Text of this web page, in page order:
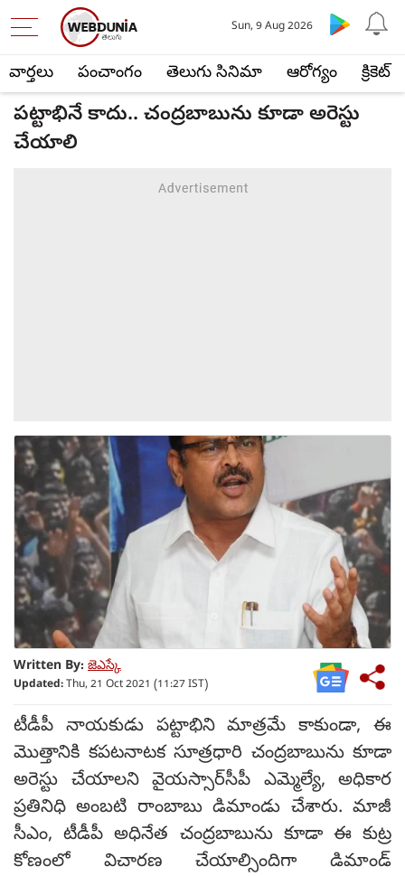
వార్తలు పంచాంగం తెలుగు సినిమా ఆరోగ్యం క్రికెట్
Sun, 9 Aug 2026
పట్టాభినే కాదు.. చంద్రబాబును కూడా అరెస్టు
చేయాలి
Written By: జెఎస్కే
Updated:Thu, 21 Oct 2021 (11:27 IST)
టీడీపీ నాయకుడు పట్టాభిని మాత్రమే కాకుండా, ఈ
మొత్తానికి కపటనాటక సూత్రధారి చంద్రబాబును కూడా
అరెస్టు చేయాల‌ని వైయస్సార్‌సీపీ ఎమ్మెల్యే, అధికార
ప్రతినిధి అంబటి రాంబాబు డిమాండు చేశారు. మాజీ
సీఎం, టీడీపీ అధినేత చంద్ర‌బాబును కూడా ఈ కుట్ర
కోణంలో విచారణ చేయాల్సిందిగా డిమాండ్‌